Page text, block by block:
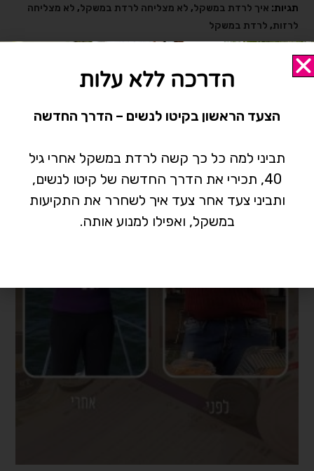
תגיות: איך לרדת במשקל, לא מצליחה לרדת במשקל, לא מצליחה
לרזות, לרדת במשקל
אולי תאהב/י גםהדרכה ללא עלות
הצעד הראשון בקיטו לנשים – הדרך החדשה
תביני למה כל כך קשה לרדת במשקל אחרי גיל
40, תכירי את הדרך החדשה של קיטו לנשים,
ותביני צעד אחר צעד איך לשחרר את התקיעות
במשקל, ואפילו למנוע אותה.